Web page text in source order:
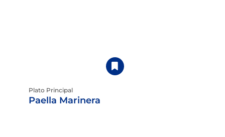
Plato Principal
Paella Marinera